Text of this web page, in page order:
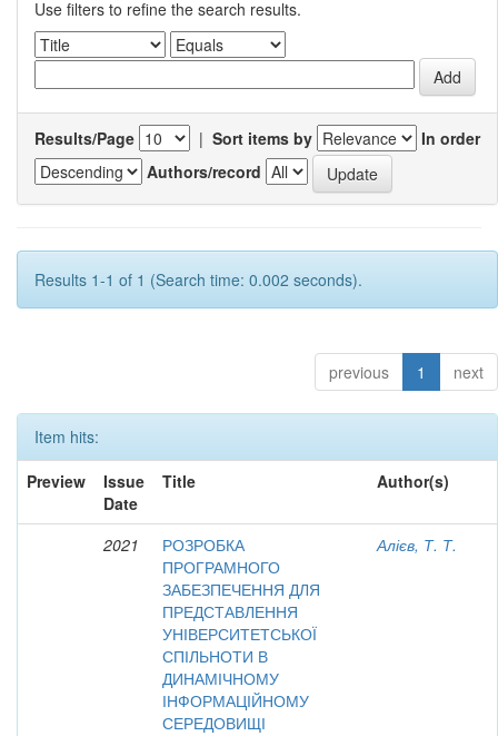
Use filters to refine the search results.
Results/Page | Sort items by
In order
Authors/record
Results 1-1 of 1 (Search time: 0.002 seconds).
previous 1 next
Item hits:
Preview
Issue
Date
Title Author(s)
2021
РОЗРОБКА
ПРОГРАМНОГО
ЗАБЕЗПЕЧЕННЯ ДЛЯ
ПРЕДСТАВЛЕННЯ
УНІВЕРСИТЕТСЬКОЇ
СПІЛЬНОТИ В
ДИНАМІЧНОМУ
ІНФОРМАЦІЙНОМУ
СЕРЕДОВИЩІ
Алієв, Т. Т.